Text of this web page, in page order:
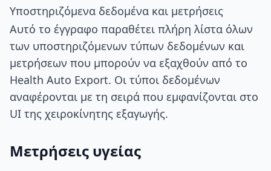
Υποστηριζόμενα δεδομένα και μετρήσεις
Αυτό το έγγραφο παραθέτει πλήρη λίστα όλων
των υποστηριζόμενων τύπων δεδομένων και
μετρήσεων που μπορούν να εξαχθούν από το
Health Auto Export. Οι τύποι δεδομένων
αναφέρονται με τη σειρά που εμφανίζονται στο
UI της χειροκίνητης εξαγωγής.
Μετρήσεις υγείας